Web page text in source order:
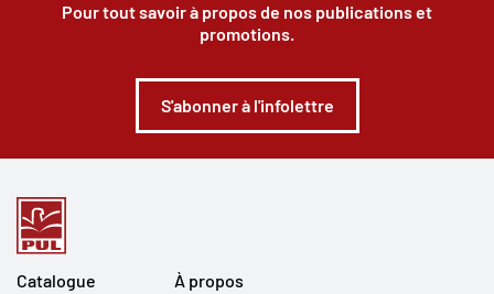
Pour tout savoir à propos de nos publications et
promotions.
S'abonner à l'infolettre
Catalogue À propos